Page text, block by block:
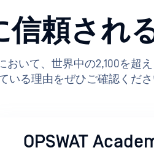
頼され
おいて、世界中の2,100を超
いる理由をぜひご確認くださ
OPSWAT